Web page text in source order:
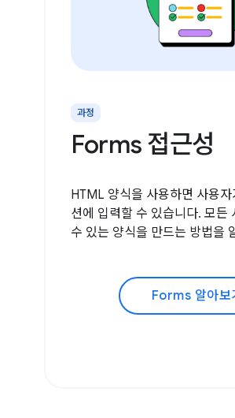
과정
Forms 접근성
HTML 양식을 사용하면 사용자
션에 입력할 수 있습니다. 모든
수 있는 양식을 만드는 방법을
Forms 알아보